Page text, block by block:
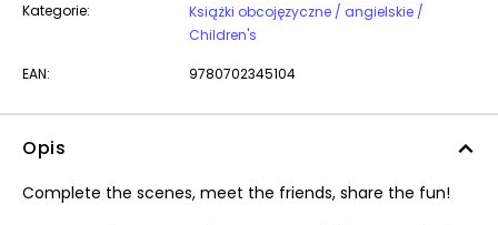
Kategorie:
Książki obcojęzyczne / angielskie /
Children's
EAN: 9780702345104
Opis
Complete the scenes, meet the friends, share the fun!